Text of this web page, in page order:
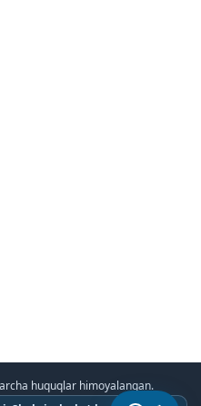
huquqlar himoyalangan.